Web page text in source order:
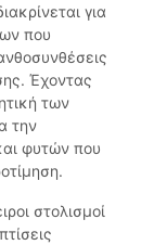
για
που
Έχοντας
των
την
φυτών που
στολισμοί